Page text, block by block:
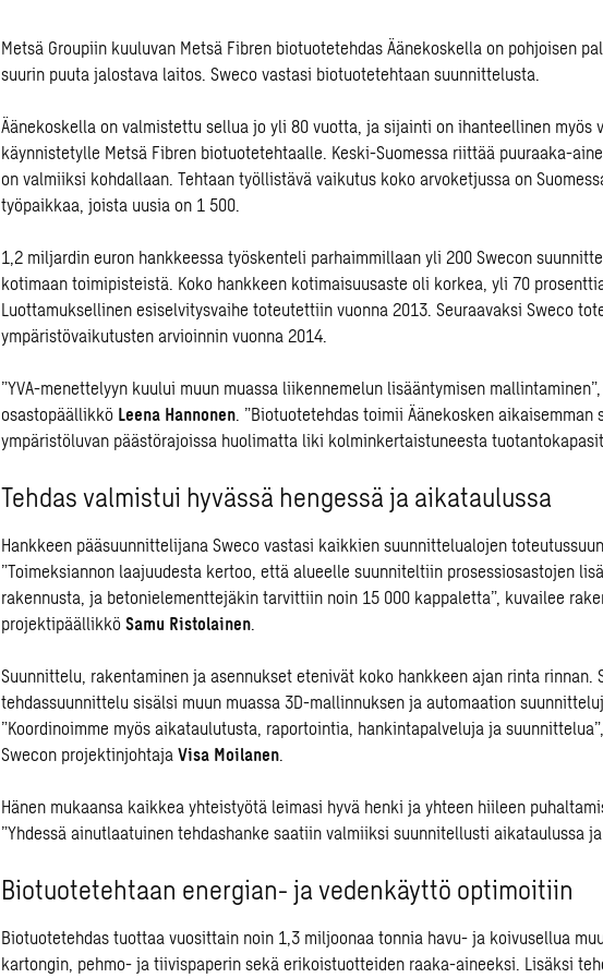
Metsä Groupiin kuuluvan Metsä Fibren biotuotetehdas Äänekoskella on pohjoisen
suurin puuta jalostava laitos. Sweco vastasi biotuotetehtaan suunnittelusta.
Äänekoskella on valmistettu sellua jo yli 80 vuotta, ja sijainti on ihanteellinen myös
käynnistetylle Metsä Fibren biotuotetehtaalle. Keski-Suomessa riittää puuraaka-
on valmiiksi kohdallaan. Tehtaan työllistävä vaikutus koko arvoketjussa on
työpaikkaa, joista uusia on 1 500.
1,2 miljardin euron hankkeessa työskenteli parhaimmillaan yli 200 Swecon
kotimaan toimipisteistä. Koko hankkeen kotimaisuusaste oli korkea, yli 70
Luottamuksellinen esiselvitysvaihe toteutettiin vuonna 2013. Seuraavaksi Sweco
ympäristövaikutusten arvioinnin vuonna 2014.
”YVA-menettelyyn kuului muun muassa liikennemelun lisääntymisen
osastopäällikkö Leena Hannonen. ”Biotuotetehdas toimii Äänekosken aikaisemman
ympäristöluvan päästörajoissa huolimatta liki kolminkertaistuneesta
Tehdas valmistui hyvässä hengessä ja aikataulussa
Hankkeen pääsuunnittelijana Sweco vastasi kaikkien suunnittelualojen
”Toimeksiannon laajuudesta kertoo, että alueelle suunniteltiin prosessiosastojen
rakennusta, ja betonielementtejäkin tarvittiin noin 15 000 kappaletta”, kuvailee
projektipäällikkö Samu Ristolainen.
Suunnittelu, rakentaminen ja asennukset etenivät koko hankkeen ajan rinta rinnan.
tehdassuunnittelu sisälsi muun muassa 3D-mallinnuksen ja automaation
”Koordinoimme myös aikataulutusta, raportointia, hankintapalveluja ja
Swecon projektinjohtaja Visa Moilanen.
Hänen mukaansa kaikkea yhteistyötä leimasi hyvä henki ja yhteen hiileen
”Yhdessä ainutlaatuinen tehdashanke saatiin valmiiksi suunnitellusti aikataulussa
Biotuotetehtaan energian- ja vedenkäyttö optimoitiin
Biotuotetehdas tuottaa vuosittain noin 1,3 miljoonaa tonnia havu- ja koivusellua
kartongin, pehmo- ja tiivispaperin sekä erikoistuotteiden raaka-aineeksi. Lisäksi